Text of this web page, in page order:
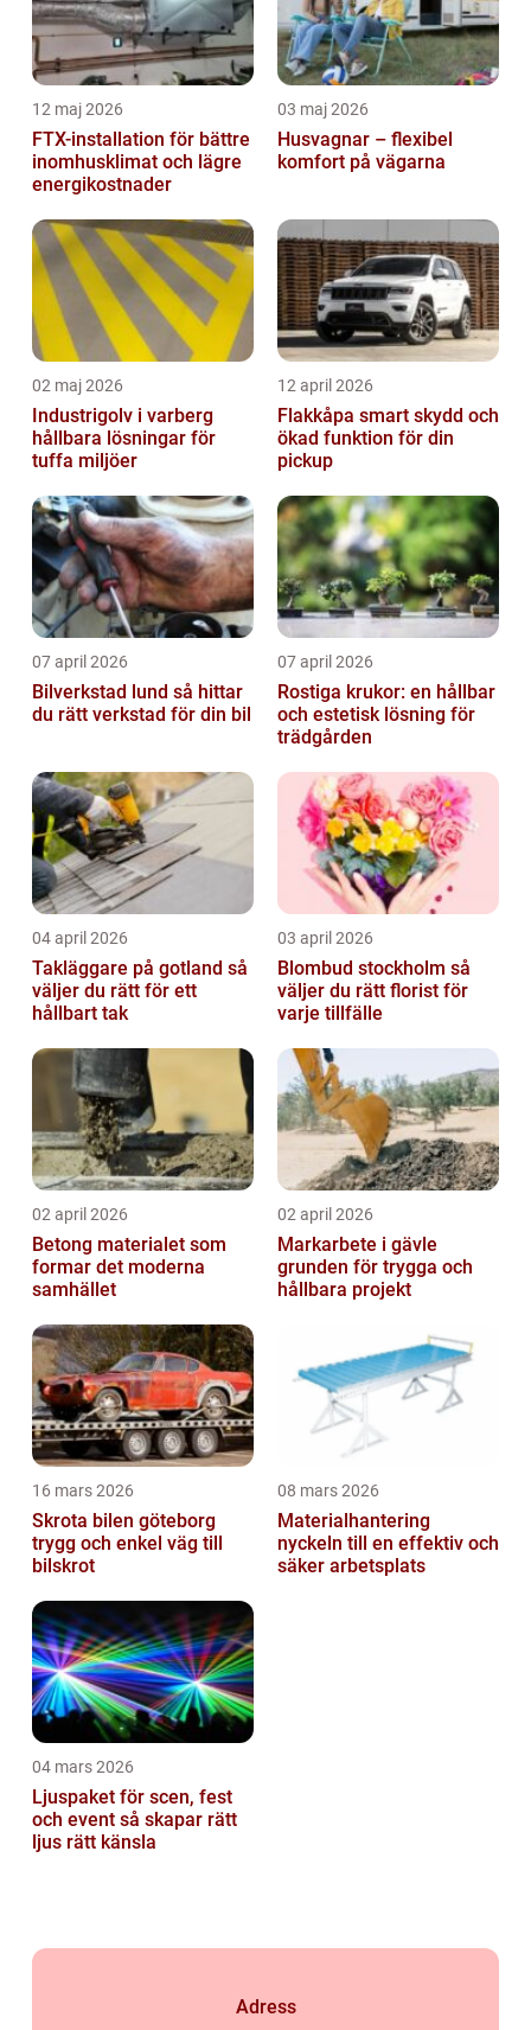
12 maj 2026
FTX-installation för bättre
inomhusklimat och lägre
energikostnader
03 maj 2026
Husvagnar – flexibel
komfort på vägarna
02 maj 2026
Industrigolv i varberg
hållbara lösningar för
tuffa miljöer
12 april 2026
Flakkåpa smart skydd och
ökad funktion för din
pickup
07 april 2026
Bilverkstad lund så hittar
du rätt verkstad för din bil
07 april 2026
Rostiga krukor: en hållbar
och estetisk lösning för
trädgården
04 april 2026
Takläggare på gotland så
väljer du rätt för ett
hållbart tak
03 april 2026
Blombud stockholm så
väljer du rätt florist för
varje tillfälle
02 april 2026
Betong materialet som
formar det moderna
samhället
02 april 2026
Markarbete i gävle
grunden för trygga och
hållbara projekt
16 mars 2026
Skrota bilen göteborg
trygg och enkel väg till
bilskrot
08 mars 2026
Materialhantering
nyckeln till en effektiv och
säker arbetsplats
04 mars 2026
Ljuspaket för scen, fest
och event så skapar rätt
ljus rätt känsla
Adress